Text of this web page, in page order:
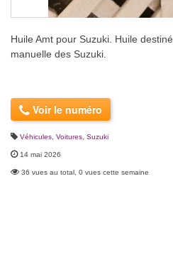
Huile Amt pour Suzuki. Huile
manuelle des Suzuki.
Voir le numéro
Véhicules Voitures Suzuki
14 mai 2026
36 vues au total, 0 vues cette semaine